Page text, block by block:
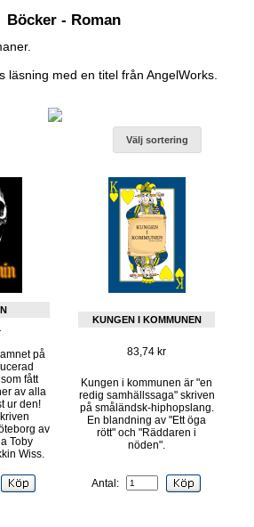
Böcker - Roman
läsning med en titel från AngelWorks.
Välj sortering
på
fått
av alla
ur den!
av
Toby
Wiss.
KUNGEN I KOMMUNEN
83,74 kr
Kungen i kommunen är "en
redig samhällssaga" skriven
på småländsk-hiphopslang.
En blandning av "Ett öga
rött" och "Räddaren i
nöden".
Antal: